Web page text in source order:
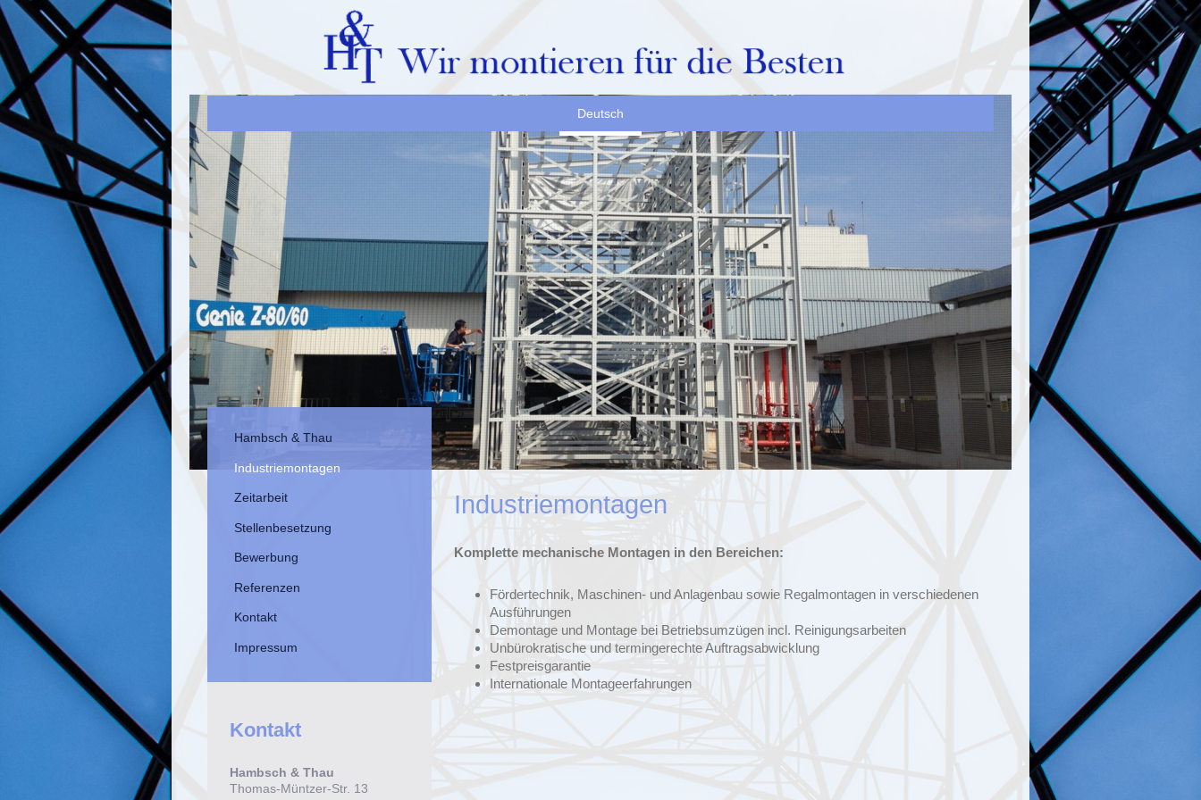
Deutsch
Industriemontagen
Komplette mechanische Montagen in den Bereichen:
Fördertechnik, Maschinen- und Anlagenbau sowie Regalmontagen in verschiedenen
Ausführungen
Demontage und Montage bei Betriebsumzügen incl. Reinigungsarbeiten
Unbürokratische und termingerechte Auftragsabwicklung
Festpreisgarantie
Internationale Montageerfahrungen
Hambsch & Thau
Industriemontagen
Zeitarbeit
Stellenbesetzung
Bewerbung
Referenzen
Kontakt
Impressum
Kontakt
Hambsch & Thau
Thomas-Müntzer-Str. 13